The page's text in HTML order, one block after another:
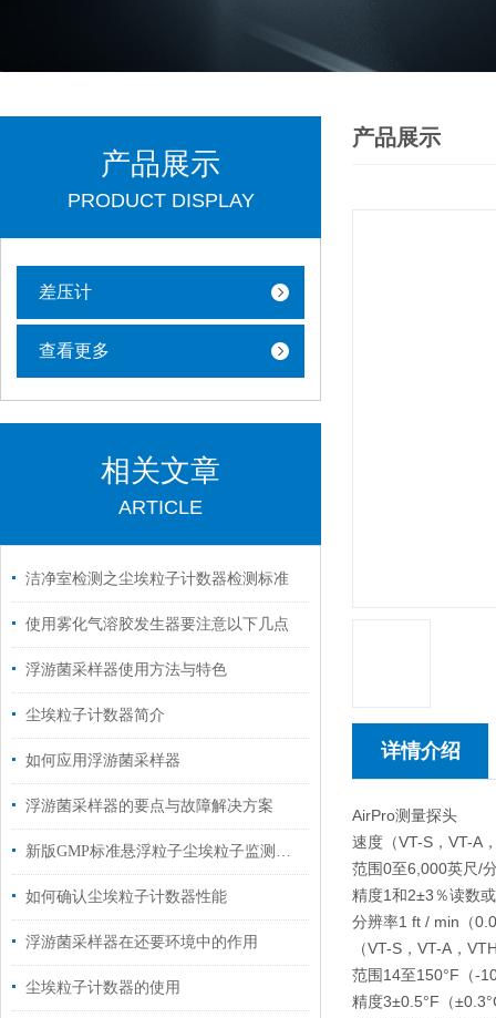
产品展示
PRODUCT DISPLAY
差压计
查看更多
相关文章
ARTICLE
洁净室检测之尘埃粒子计数器检测标准
使用雾化气溶胶发生器要注意以下几点
浮游菌采样器使用方法与特色
尘埃粒子计数器简介
如何应用浮游菌采样器
浮游菌采样器的要点与故障解决方案
新版GMP标准悬浮粒子尘埃粒子监测方法
如何确认尘埃粒子计数器性能
浮游菌采样器在还要环境中的作用
尘埃粒子计数器的使用
产品展示
详情介绍
AirPro测量探头
速度（VT-S，VT-A
范围0至6,000英尺/
精度1和2±3％读数
分辨率1 ft / min（
（VT-S，VT-A，
范围14至150°F（-
精度3±0.5°F（